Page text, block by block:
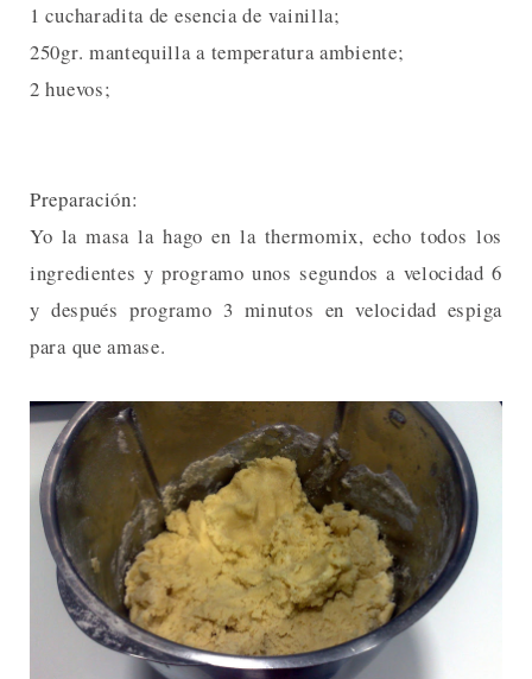
1 cucharadita de esencia de vainilla;
250gr. mantequilla a temperatura ambiente;
2 huevos;
Preparación:
Yo la masa la hago en la thermomix, echo todos los
ingredientes y programo unos segundos a velocidad 6
y después programo 3 minutos en velocidad espiga
para que amase.